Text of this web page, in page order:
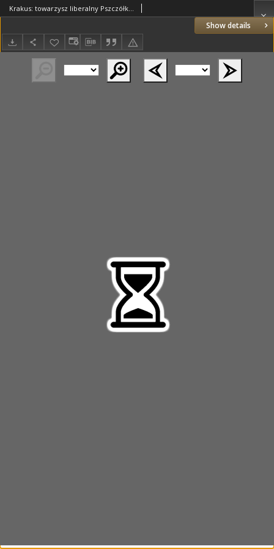
Show details
Krakus: towarzysz liberalny Pszczółki Krakowskiej od roku 1822. Pismo pięć razy w tydzień wychodzące, poświęcone narodowości i polityce tudzież dziennym zdarzeniom w kraju i stolicy Rzeczypospolitej Krakowskiej. 1822.03.24 Nr60